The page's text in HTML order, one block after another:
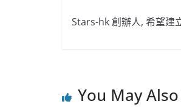
Stars-hk 創辦人, 希望建
You May